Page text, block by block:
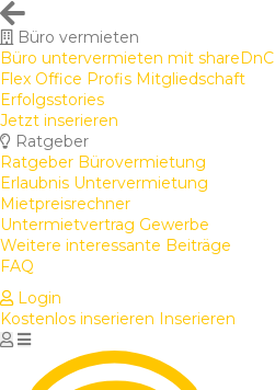
Büro vermieten
Büro untervermieten mit shareDnC
Flex Office Profis Mitgliedschaft
Erfolgsstories
Jetzt inserieren
Ratgeber
Ratgeber Bürovermietung
Erlaubnis Untervermietung
Mietpreisrechner
Untermietvertrag Gewerbe
Weitere interessante Beiträge
FAQ
Login
Kostenlos inserieren Inserieren